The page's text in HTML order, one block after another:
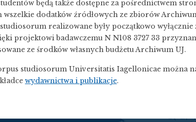
będą także dostępne za pośrednictwem
wszelkie dodatków źródłowych ze zbiorów
realizowane były początkowo
projektowi badawczemu N N108 3727 33
ze środków własnych budżetu Archiwum UJ.
studiosorum Universitatis Iagellonicae można
wydawnictwa i publikacje.